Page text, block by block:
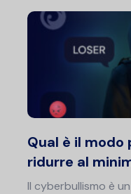
Qual è il
ridurre al
Il cyberbullismo è